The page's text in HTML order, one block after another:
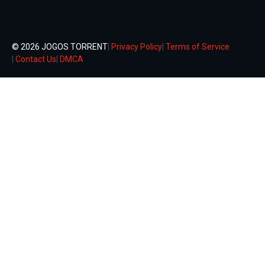
© 2026 JOGOS TORRENT Privacy Policy Terms of Service
Contact Us DMCA